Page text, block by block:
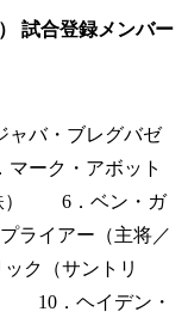
試合登録メンバー
バ・ブレグバゼ
ク・アボット
） 6．ベン・ガ
ライアー（主将／
ク（サントリ
10．ヘイデン・